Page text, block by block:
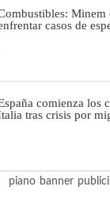
Minem
casos de
comienza los
tras crisis por